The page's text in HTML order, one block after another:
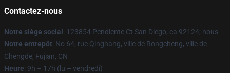
Contactez-nous
Notre siège social : 123854 Pendiente Ct San Diego, ca 92124, nous
Notre entrepôt: No 64, rue Qinghang, ville de Rongcheng, ville de
Chengde, Fujian, CN
Heure: 9h – 17h (lu – vendredi)